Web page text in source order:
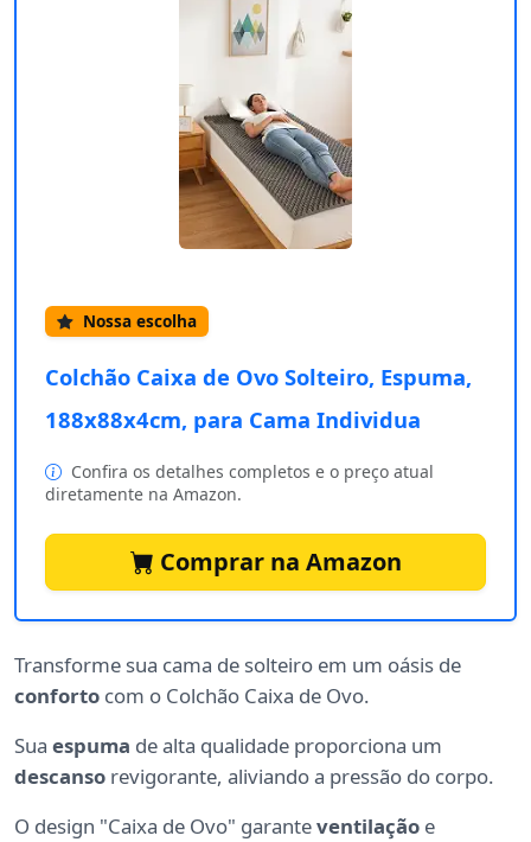
Nossa escolha
Colchão Caixa de Ovo Solteiro, Espuma,
188x88x4cm, para Cama Individua
Confira os detalhes completos e o preço atual
diretamente na Amazon.
Comprar na Amazon
Transforme sua cama de solteiro em um oásis de
conforto com o Colchão Caixa de Ovo.
Sua espuma de alta qualidade proporciona um
descanso revigorante, aliviando a pressão do corpo.
O design "Caixa de Ovo" garanteventilação e